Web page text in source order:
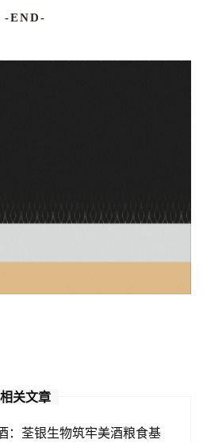
-END-
相关文章
：荃银生物筑牢美酒粮食基